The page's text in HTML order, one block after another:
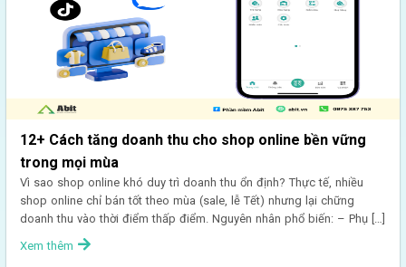
12+ Cách tăng doanh thu cho shop online bền vững
trong mọi mùa
Vì sao shop online khó duy trì doanh thu ổn định? Thực tế, nhiều
shop online chỉ bán tốt theo mùa (sale, lễ Tết) nhưng lại chững
doanh thu vào thời điểm thấp điểm. Nguyên nhân phổ biến: – Phụ […]
Xem thêm